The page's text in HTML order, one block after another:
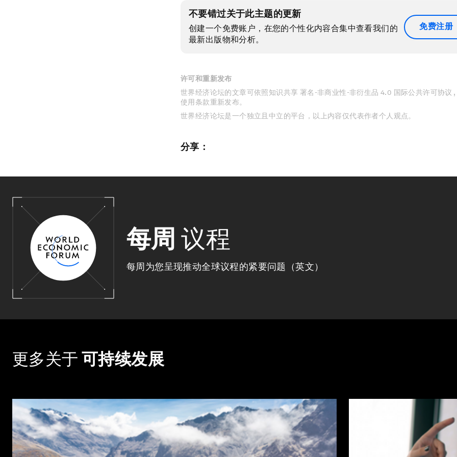
不要错过关于此主题的更新
创建一个免费账户，在您的个性化内容合集中查看我们的
最新出版物和分析。
免费注册
许可和重新发布
世界经济论坛的文章可依照知识共享 署名-非商业性-非衍生品 4.0 国际公共许可协议 ,
使用条款重新发布。
世界经济论坛是一个独立且中立的平台，以上内容仅代表作者个人观点。
分享：
每周 议程
每周为您呈现推动全球议程的紧要问题（英文）
更多关于 可持续发展